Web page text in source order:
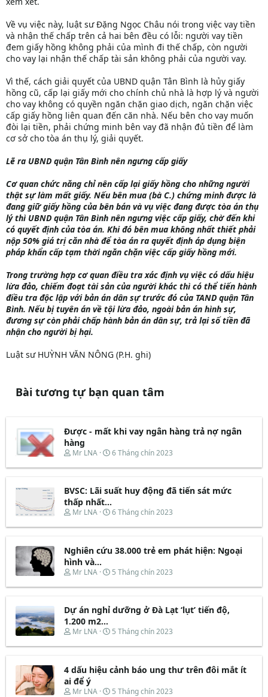
Về vụ việc này, luật sư Đặng Ngọc Châu nói trong việc vay tiền
và nhận thế chấp trên cả hai bên đều có lỗi: người vay tiền
đem giấy hồng không phải của mình đi thế chấp, còn người
cho vay lại nhận thế chấp tài sản không phải của người vay.
Vì thế, cách giải quyết của UBND quận Tân Bình là hủy giấy
hồng cũ, cấp lại giấy mới cho chính chủ nhà là hợp lý và người
cho vay không có quyền ngăn chặn giao dịch, ngăn chặn việc
cấp giấy hồng liên quan đến căn nhà. Nếu bên cho vay muốn
đòi lại tiền, phải chứng minh bên vay đã nhận đủ tiền để làm
cơ sở cho tòa án thụ lý, giải quyết.
Lẽ ra UBND quận Tân Bình nên ngưng cấp giấy
Cơ quan chức năng chỉ nên cấp lại giấy hồng cho những người
thật sự làm mất giấy. Nếu bên mua (bà C.) chứng minh được là
đang giữ giấy hồng của bên bán và vụ việc đang được tòa án thụ
lý thì UBND quận Tân Bình nên ngưng việc cấp giấy, chờ đến khi
có quyết định của tòa án. Khi đó bên mua không nhất thiết phải
nộp 50% giá trị căn nhà để tòa án ra quyết định áp dụng biện
pháp khẩn cấp tạm thời ngăn chặn việc cấp giấy hồng mới.
Trong trường hợp cơ quan điều tra xác định vụ việc có dấu hiệu
lừa đảo, chiếm đoạt tài sản của người khác thì có thể tiến hành
điều tra độc lập với bản án dân sự trước đó của TAND quận Tân
Bình. Nếu bị tuyên án về tội lừa đảo, ngoài bản án hình sự,
đương sự còn phải chấp hành bản án dân sự, trả lại số tiền đã
nhận cho người bị hại.
Luật sư HUỲNH VĂN NÔNG (P.H. ghi)
Bài tương tự bạn quan tâm
Được - mất khi vay ngân hàng trả nợ ngân
hàng
T
r
a
d
s
a
t
e
r
Mr LNA
N
à
b
t
ầ
6 Tháng chín 2023
BVSC: Lãi suất huy động đã tiến sát mức
thấp nhất...
T
r
a
d
s
a
t
e
r
Mr LNA
N
à
b
t
ầ
6 Tháng chín 2023
Nghiên cứu 38.000 trẻ em phát hiện: Ngoại
hình và...
T
r
a
d
s
a
t
e
r
Mr LNA
N
à
b
t
ầ
5 Tháng chín 2023
Dự án nghỉ dưỡng ở Đà Lạt ‘lụt’ tiến độ,
1.200 m2...
T
r
a
d
s
Mr LNA
N
à
b
t
5 Tháng chín 2023
4 dấu hiệu cảnh báo ung thư trên đôi mắt ít
ai để ý
T
Mr LNA
N
5 Tháng chín 2023